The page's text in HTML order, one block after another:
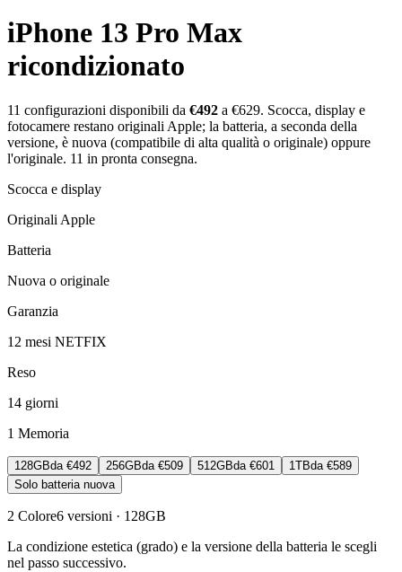
iPhone 13 Pro Max
ricondizionato
11 configurazioni disponibili da €492 a €629. Scocca, display e
fotocamere restano originali Apple; la batteria, a seconda della
versione, è nuova (compatibile di alta qualità o originale) oppure
l'originale. 11 in pronta consegna.
Scocca e display
Originali Apple
Batteria
Nuova o originale
Garanzia
12 mesi NETFIX
Reso
14 giorni
1 Memoria
128GBda €492 256GBda €509 512GBda €601 1TBda €589
Solo batteria nuova
2 Colore6 versioni · 128GB
La condizione estetica (grado) e la versione della batteria le scegli
nel passo successivo.